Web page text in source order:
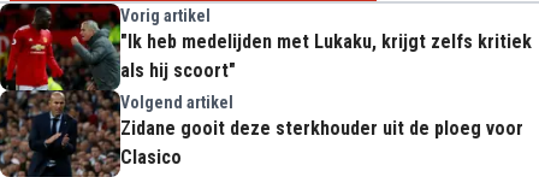
Vorig artikel
"Ik heb medelijden met Lukaku, krijgt zelfs kritiek
als hij scoort"
Volgend artikel
Zidane gooit deze sterkhouder uit de ploeg voor
Clasico